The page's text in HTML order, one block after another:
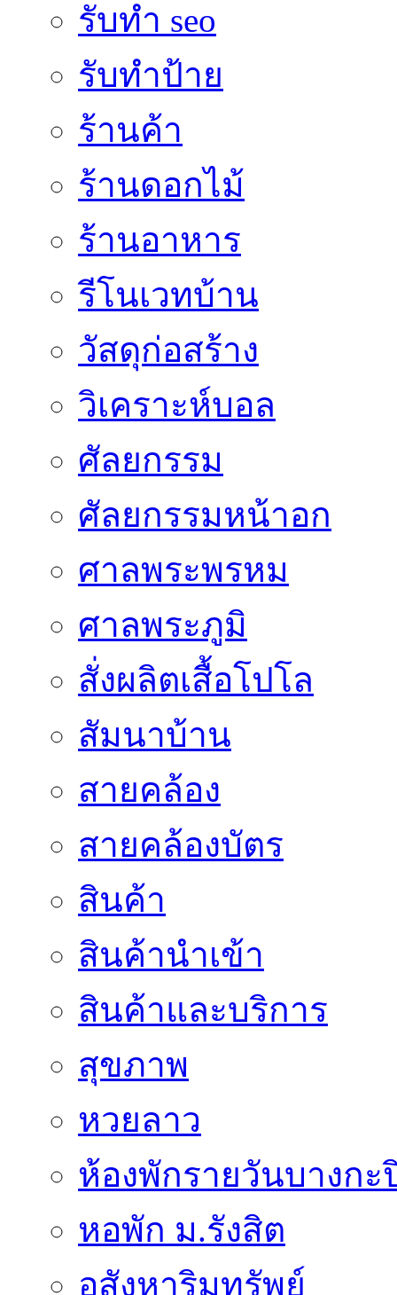
รับทำ seo
รับทำป้าย
ร้านค้า
ร้านดอกไม้
ร้านอาหาร
รีโนเวทบ้าน
วัสดุก่อสร้าง
วิเคราะห์บอล
ศัลยกรรม
ศัลยกรรมหน้าอก
ศาลพระพรหม
ศาลพระภูมิ
สั่งผลิตเสื้อโปโล
สัมนาบ้าน
สายคล้อง
สายคล้องบัตร
สินค้า
สินค้านำเข้า
สินค้าและบริการ
สุขภาพ
หวยลาว
ห้องพักรายวันบางกะ
หอพัก ม.รังสิต
อสังหาริมทรัพย์